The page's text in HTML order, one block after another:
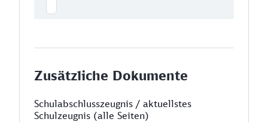
Zusätzliche Dokumente
Schulabschlusszeugnis / aktuellstes
Schulzeugnis (alle Seiten)